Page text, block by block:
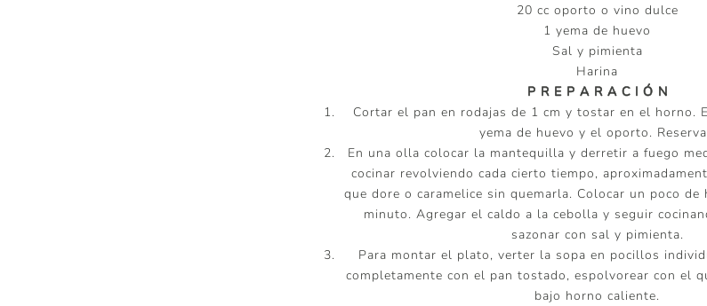
20 cc oporto o vino dulce
1 yema de huevo
Sal y pimienta
Harina
P R E P A R A C I Ó N
Cortar el pan en rodajas de 1 cm y tostar en el horno.
yema de huevo y el oporto.
En una olla colocar la mantequilla y derretir a fuego
cocinar revolviendo cada cierto tiempo,
que dore o caramelice sin quemarla. Colocar un poco de
minuto. Agregar el caldo a la cebolla y seguir
sazonar con sal y pimienta.
Para montar el plato, verter la sopa en pocillos
completamente con el pan tostado, espolvorear con el
bajo horno caliente.